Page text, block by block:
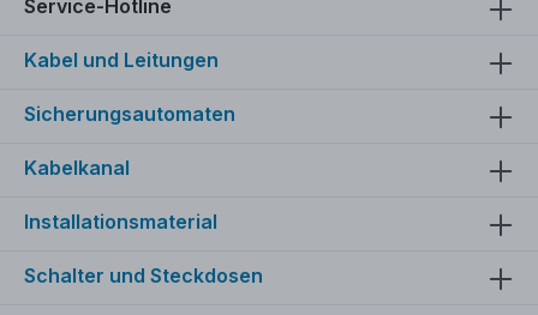
Service-Hotline
Kabel und Leitungen
Sicherungsautomaten
Kabelkanal
Installationsmaterial
Schalter und Steckdosen